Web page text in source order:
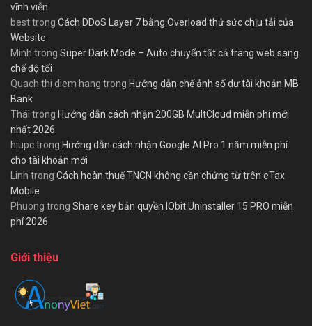
vĩnh viễn
besttrong Cách DDoS Layer 7 bằng Overload thử sức chịu tải của
Website
Minh trong Super Dark Mode – Auto chuyển tất cả trang web sang
chế độ tối
Quach thi diem hang trong Hướng dẫn chế ảnh số dư tài khoản MB
Bank
Thái trong Hướng dẫn cách nhận 200GB MultCloud miễn phí mới
nhất 2026
hiupctrong Hướng dẫn cách nhận Google AI Pro 1 năm miễn phí
cho tài khoản mới
Linh trong Cách hoàn thuế TNCN không cần chứng từ trên eTax
Mobile
Phuong trong Share key bản quyền IObit Uninstaller 15 PRO miễn
phí 2026
Giới thiệu